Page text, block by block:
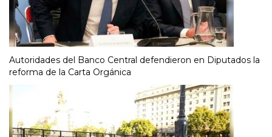
Autoridades del Banco Central defendieron en Diputados la
reforma de la Carta Orgánica